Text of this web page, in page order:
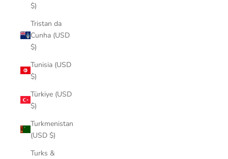
$)
Tristan da
Cunha (USD
$)
Tunisia (USD
$)
Türkiye (USD
$)
Turkmenistan
(USD $)
Turks &